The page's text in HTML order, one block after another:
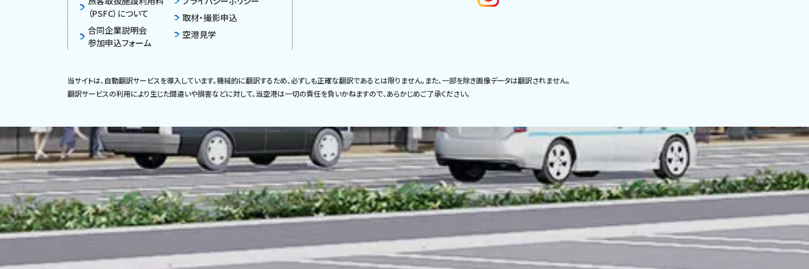
（PSFC）について
合同企業説明会
参加申込フォーム
取材・撮影申込
空港見学
当サイトは、自動翻訳サービスを導入しています。機械的に翻訳するため、必ずしも正確な翻訳であるとは限りません。また、一部を除き画像データは翻訳されません。
翻訳サービスの利用により生じた間違いや損害などに対して、当空港は一切の責任を負いかねますので、あらかじめご了承ください。